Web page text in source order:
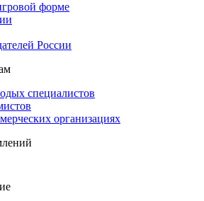
форме
России
специалистов
организациях